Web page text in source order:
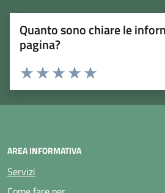
Quanto sono chiare le
pagina?
Rating:
Valuta 5 stelle su 5
Valuta 4 stelle su 5
Valuta 3 stelle su 5
Valuta 2 stelle su 5
Valuta 1 stelle su 5
AREA INFORMATIVA
Servizi